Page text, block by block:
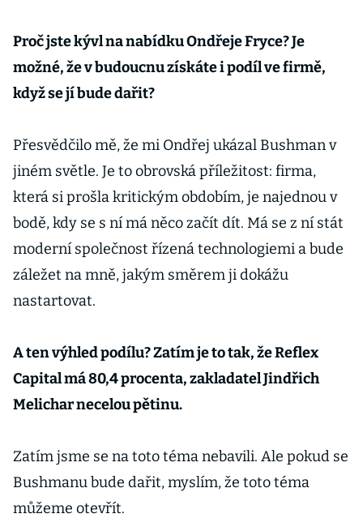
Proč jste kývl na nabídku Ondřeje Fryce? Je
možné, že v budoucnu získáte i podíl ve firmě,
když se jí bude dařit?
Přesvědčilo mě, že mi Ondřej ukázal Bushman v
jiném světle. Je to obrovská příležitost: firma,
která si prošla kritickým obdobím, je najednou v
bodě, kdy se s ní má něco začít dít. Má se z ní stát
moderní společnost řízená technologiemi a bude
záležet na mně, jakým směrem ji dokážu
nastartovat.
A ten výhled podílu? Zatím je to tak, že Reflex
Capital má 80,4 procenta, zakladatel Jindřich
Melichar necelou pětinu.
Zatím jsme se na toto téma nebavili. Ale pokud se
Bushmanu bude dařit, myslím, že toto téma
můžeme otevřít.